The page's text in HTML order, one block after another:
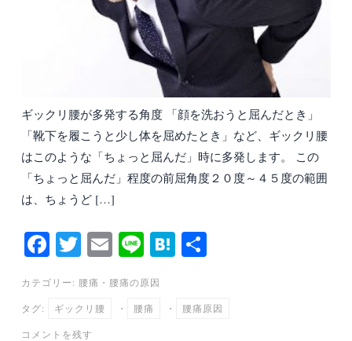
ギックリ腰が多発する角度 「顔を洗おうと屈んだとき」
「靴下を履こうと少し体を屈めたとき」など、ギックリ腰
はこのような「ちょっと屈んだ」時に多発します。 この
「ちょっと屈んだ」程度の前屈角度２０度～４５度の範囲
は、ちょうど […]
Fa
ce
bo
ok
T
wi
tte
r
E
m
ail
Li
ne
H
a
カテゴリー: 腰痛 ・ 腰痛の原因
タグ: ギックリ腰 ・ 腰痛 ・ 腰痛原因
コメントを残す